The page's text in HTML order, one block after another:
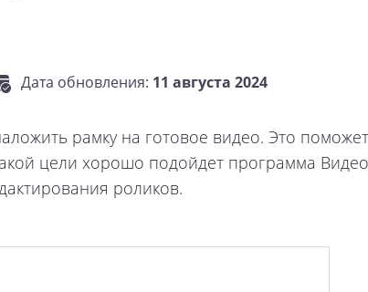
Дата обновления: 11 августа 2024
рамку на готовое видео. Это
цели хорошо подойдет программа
роликов.